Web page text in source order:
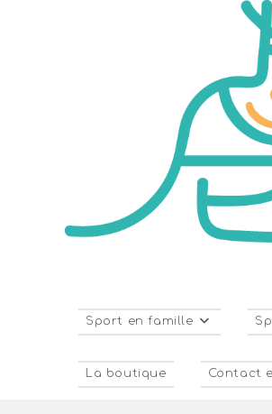
Sport en famille
La boutique Contact